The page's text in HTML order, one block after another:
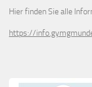
Hier finden Sie alle
https://